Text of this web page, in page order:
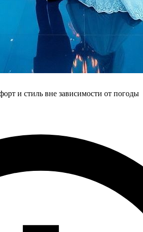
и стиль вне зависимости от погоды